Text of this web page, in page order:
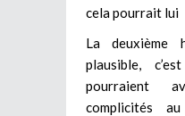
cela pourrait lui
La deuxième
plausible,
pourraient
complicités au